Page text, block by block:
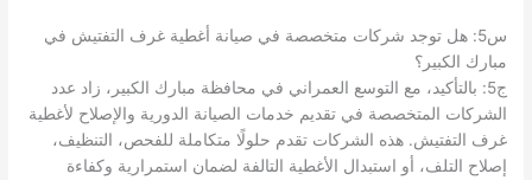
س5: هل توجد شركات متخصصة في صيانة أغطية غرف التفتيش في
مبارك الكبير؟
ج5: بالتأكيد، مع التوسع العمراني في محافظة مبارك الكبير، زاد عدد
الشركات المتخصصة في تقديم خدمات الصيانة الدورية والإصلاح لأغطية
غرف التفتيش. هذه الشركات تقدم حلولًا متكاملة للفحص، التنظيف،
إصلاح التلف، أو استبدال الأغطية التالفة لضمان استمرارية وكفاءة